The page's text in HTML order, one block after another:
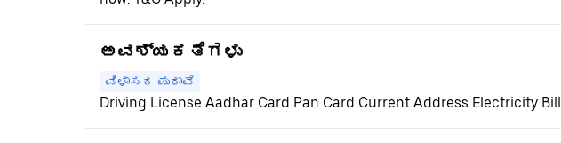
ಅವಶ್ಯಕತೆಗಳು
ವಿಳಾಸದ ಪುರಾವೆ
Driving License Aadhar Card Pan Card Current Address Electricity Bill